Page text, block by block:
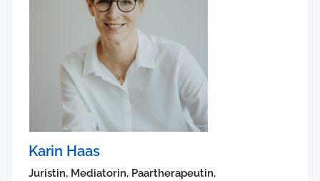
Karin Haas
Juristin, Mediatorin, Paartherapeutin,